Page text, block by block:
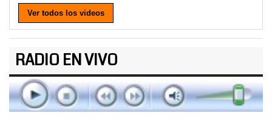
Ver todos los videos
RADIO EN VIVO